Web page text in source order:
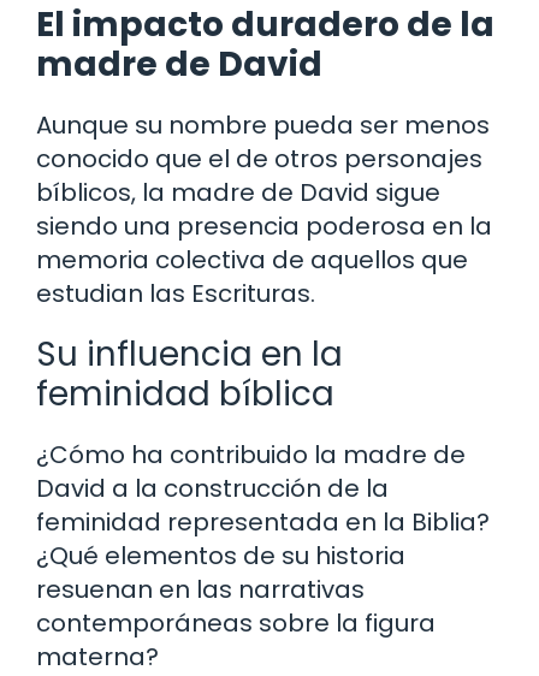
El impacto duradero de la
madre de David
Aunque su nombre pueda ser menos
conocido que el de otros personajes
bíblicos, la madre de David sigue
siendo una presencia poderosa en la
memoria colectiva de aquellos que
estudian las Escrituras.
Su influencia en la
feminidad bíblica
¿Cómo ha contribuido la madre de
David a la construcción de la
feminidad representada en la Biblia?
¿Qué elementos de su historia
resuenan en las narrativas
contemporáneas sobre la figura
materna?